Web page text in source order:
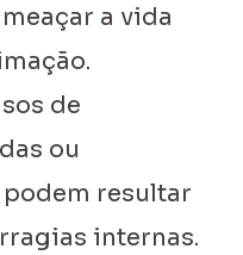
a vida
de
ou
resultar
internas.